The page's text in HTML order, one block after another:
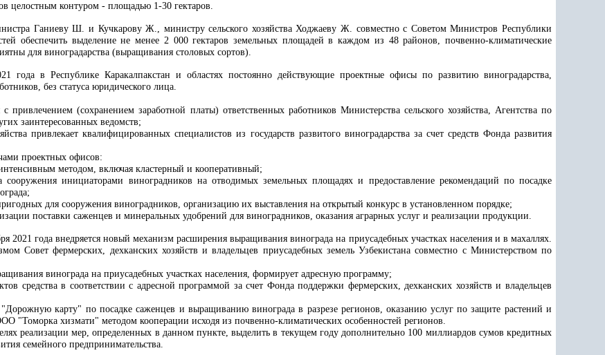
целостным контуром - площадью 1-30 гектаров.
Ганиеву Ш. и Кучкарову Ж., министру сельского хозяйства Ходжаеву Ж. совместно с Советом Министров Республики
обеспечить выделение не менее 2 000 гектаров земельных площадей в каждом из 48 районов, почвенно-климатические
для виноградарства (выращивания столовых сортов).
года в Республике Каракалпакстан и областях постоянно действующие проектные офисы по развитию виноградарства,
без статуса юридического лица.
привлечением (сохранением заработной платы) ответственных работников Министерства сельского хозяйства, Агентства по
заинтересованных ведомств;
привлекает квалифицированных специалистов из государств развитого виноградарства за счет средств Фонда развития
проектных офисов:
методом, включая кластерный и кооперативный;
сооружения инициаторами виноградников на отводимых земельных площадях и предоставление рекомендаций по посадке
для сооружения виноградников, организацию их выставления на открытый конкурс в установленном порядке;
поставки саженцев и минеральных удобрений для виноградников, оказания аграрных услуг и реализации продукции.
2021 года внедряется новый механизм расширения выращивания винограда на приусадебных участках населения и в махаллях.
Совет фермерских, дехканских хозяйств и владельцев приусадебных земель Узбекистана совместно с Министерством по
винограда на приусадебных участках населения, формирует адресную программу;
средства в соответствии с адресной программой за счет Фонда поддержки фермерских, дехканских хозяйств и владельцев
"Дорожную карту" по посадке саженцев и выращиванию винограда в разрезе регионов, оказанию услуг по защите растений и
"Томорка хизмати" методом кооперации исходя из почвенно-климатических особенностей регионов.
реализации мер, определенных в данном пункте, выделить в текущем году дополнительно 100 миллиардов сумов кредитных
семейного предпринимательства.